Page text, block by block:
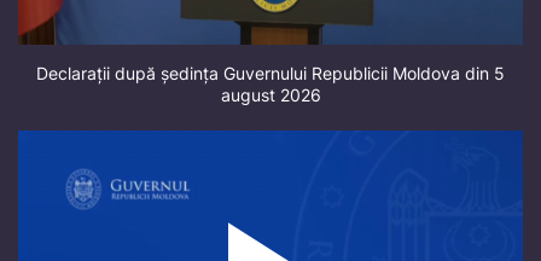
Declarații după ședința Guvernului Republicii Moldova din 5
august 2026